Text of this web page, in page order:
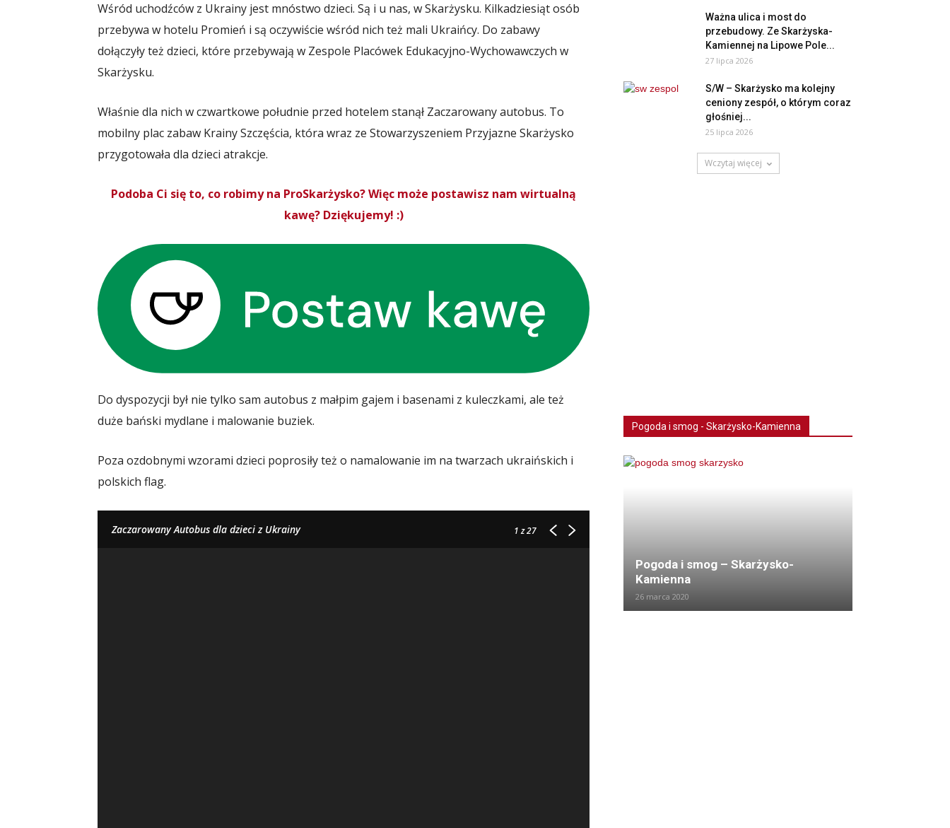
Wśród uchodźców z Ukrainy jest mnóstwo dzieci. Są i u nas, w Skarżysku. Kilkadziesiąt osób
przebywa w hotelu Promień i są oczywiście wśród nich też mali Ukraińcy. Do zabawy
dołączyły też dzieci, które przebywają w Zespole Placówek Edukacyjno-Wychowawczych w
Skarżysku.
Właśnie dla nich w czwartkowe południe przed hotelem stanął Zaczarowany autobus. To
mobilny plac zabaw Krainy Szczęścia, która wraz ze Stowarzyszeniem Przyjazne Skarżysko
przygotowała dla dzieci atrakcje.
Podoba Ci się to, co robimy na ProSkarżysko? Więc może postawisz nam wirtualną
kawę? Dziękujemy! :)
Do dyspozycji był nie tylko sam autobus z małpim gajem i basenami z kuleczkami, ale też
duże bański mydlane i malowanie buziek.
Poza ozdobnymi wzorami dzieci poprosiły też o namalowanie im na twarzach ukraińskich i
polskich flag.
Zaczarowany Autobus dla dzieci z Ukrainy 1z 27
Ważna ulica i most do
przebudowy. Ze Skarżyska-
Kamiennej na Lipowe Pole...
27 lipca 2026
S/W – Skarżysko ma kolejny
ceniony zespół, o którym coraz
głośniej...
25 lipca 2026
Wczytaj więcej
Pogoda i smog - Skarżysko-Kamienna
Pogoda i smog – Skarżysko-
Kamienna
26 marca 2020